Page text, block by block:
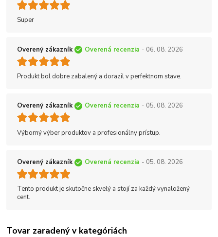
Super
Overený zákazník Overená recenzia - 06. 08. 2026
Produkt bol dobre zabalený a dorazil v perfektnom stave.
Overený zákazník Overená recenzia - 05. 08. 2026
Výborný výber produktov a profesionálny prístup.
Overený zákazník Overená recenzia - 05. 08. 2026
Tento produkt je skutočne skvelý a stojí za každý vynaložený
cent.
Tovar zaradený v kategóriách